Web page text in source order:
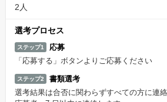
2人
選考プロセス
ステップ1
応募
「応募する」ボタンよりご応募ください
ステップ2
書類選考
選考結果は合否に関わらずすべての方に連絡